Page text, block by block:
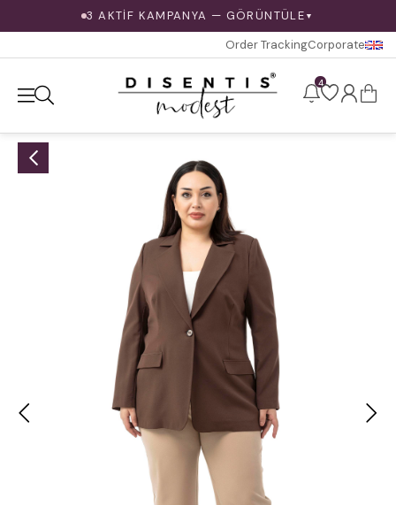
3 AKTİF KAMPANYA — GÖRÜNTÜLE ▼
Order TrackingCorporate
4